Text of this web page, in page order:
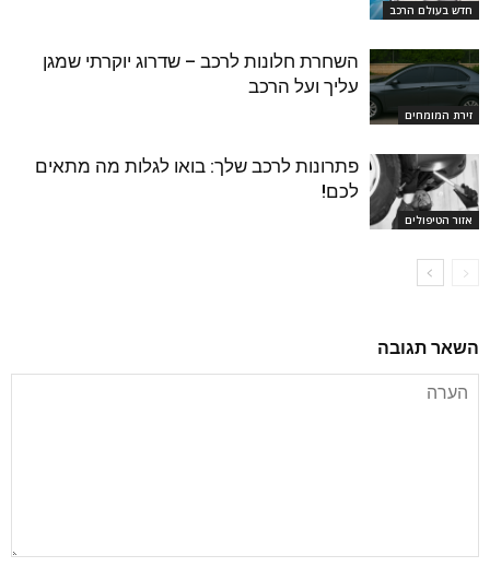
חדש בעולם הרכב
זירת המומחים
השחרת חלונות לרכב – שדרוג יוקרתי שמגן
עליך ועל הרכב
אזור הטיפולים
פתרונות לרכב שלך: בואו לגלות מה מתאים
לכם!
השאר תגובה